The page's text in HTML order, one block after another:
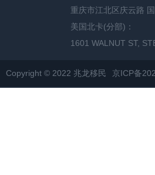
重庆市江北区庆云路
美国北卡(分部)：
1601 WALNUT ST,
Copyright © 2022 兆龙移民 京ICP备